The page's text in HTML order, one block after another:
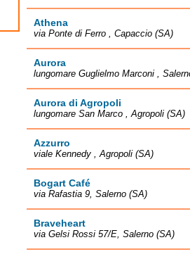
Athena
via Ponte di Ferro , Capaccio (SA)
Aurora
lungomare Guglielmo Marconi ,
Aurora di Agropoli
lungomare San Marco , Agropoli (SA)
Azzurro
viale Kennedy , Agropoli (SA)
Bogart Café
via Rafastia 9, Salerno (SA)
Braveheart
via Gelsi Rossi 57/E, Salerno (SA)